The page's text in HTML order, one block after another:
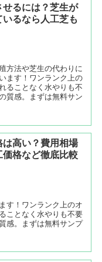
るには？芝生が
るなら人工芝も
方法や芝生の代わりに
ます！ワンランク上の
ることなく水やりも不
質感。まずは無料サン
は高い？費用相場
格など徹底比較
す！ワンランク上のオ
ことなく水やりも不要
感。まずは無料サンプ